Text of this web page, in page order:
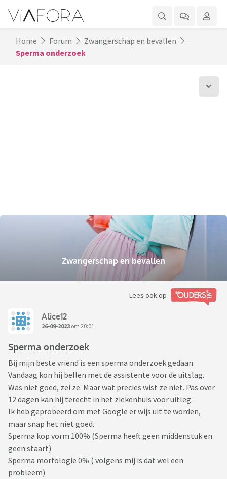
Home Forum
Zwangerschap en bevallen
Sperma onderzoek
Zwangerschap en bevallen
Lees ook op
Alice12
26-09-2023 om 20:01
Sperma onderzoek
Bij mijn beste vriend is een sperma onderzoek gedaan.
Vandaag kon hij bellen met de assistente voor de uitslag.
Was niet goed, zei ze. Maar wat precies wist ze niet. Pas over
12 dagen kan hij terecht in het ziekenhuis voor uitleg.
Ik heb geprobeerd om met Google er wijs uit te worden,
maar snap het niet goed.
Sperma kop vorm 100% (Sperma heeft geen middenstuk en
geen staart)
Sperma morfologie 0% ( volgens mij is dat wel een
probleem)